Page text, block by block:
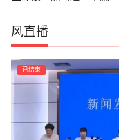
风直播
已结束